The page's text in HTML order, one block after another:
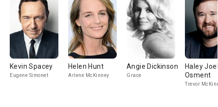
Kevin Spacey
Eugene Simonet
Helen Hunt
Arlene McKinney
Angie Dickinson
Grace
Haley Joel
Osment
Trevor